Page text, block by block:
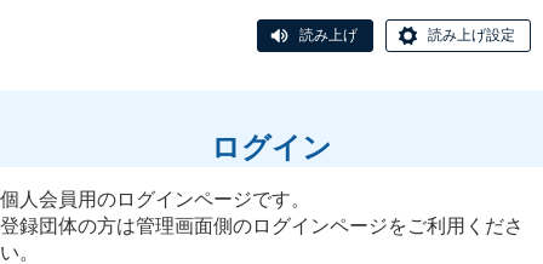
読み上げ 読み上げ設定
ログイン
個人会員用のログインページです。
登録団体の方は管理画面側のログインページをご利用くださ
い。